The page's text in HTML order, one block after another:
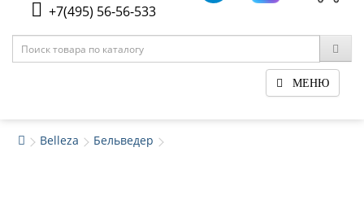
+7(495) 56-56-533
МЕНЮ
Belleza Бельведер